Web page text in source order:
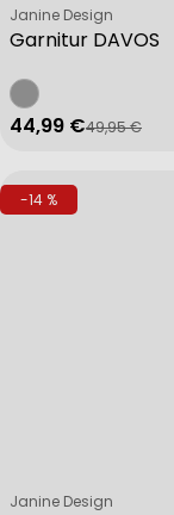
Garnitur DAVOS
Verkäufer:
Janine Design
Verkaufspreis
44,99 €
Regulärer Preis
49,95 €
-14 %
Verkäufer:
Janine Design